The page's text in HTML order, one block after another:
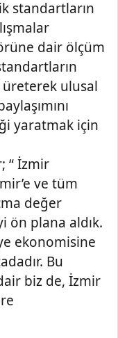
standartların
dair ölçüm
ulusal
yaratmak için
“ İzmir
ve tüm
değer
ön plana aldık.
ekonomisine
Bu
biz de, İzmir